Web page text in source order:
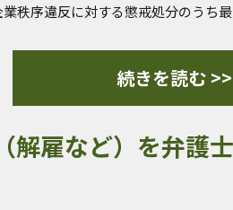
秩序違反に対する懲戒処分のうち
続きを読む >>
解雇など）を弁護